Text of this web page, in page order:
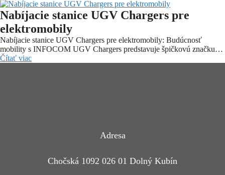
Nabíjacie stanice UGV Chargers pre
elektromobily
Nabíjacie stanice UGV Chargers pre elektromobily: Budúcnosť
mobility s INFOCOM UGV Chargers predstavuje špičkovú značku…
Čítať viac
Adresa
Chočská 1092 026 01 Dolný Kubín